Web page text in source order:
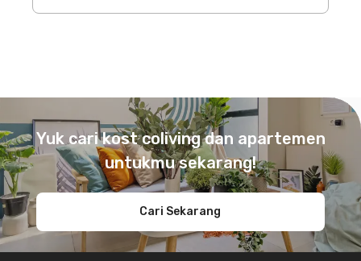
Yuk cari kost coliving dan apartemen
untukmu sekarang!
Cari Sekarang